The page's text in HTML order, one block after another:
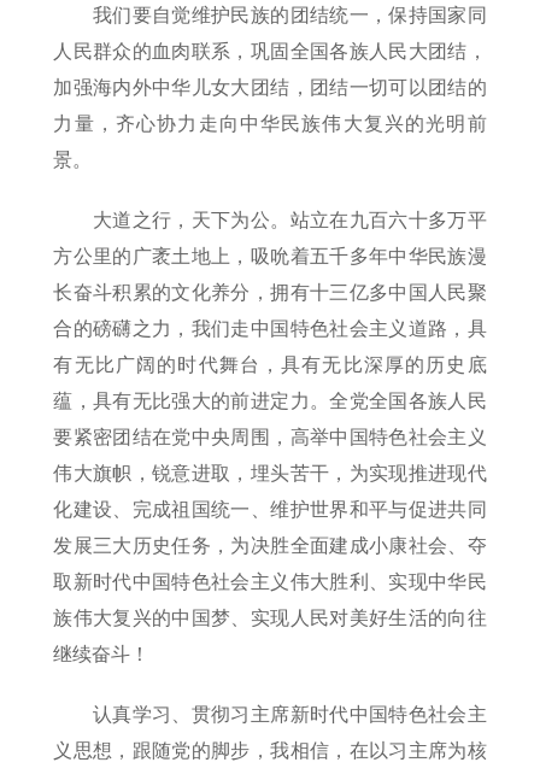
我们要自觉维护民族的团结统一，保持国家同
人民群众的血肉联系，巩固全国各族人民大团结，
加强海内外中华儿女大团结，团结一切可以团结的
力量，齐心协力走向中华民族伟大复兴的光明前
景。
大道之行，天下为公。站立在九百六十多万平
方公里的广袤土地上，吸吮着五千多年中华民族漫
长奋斗积累的文化养分，拥有十三亿多中国人民聚
合的磅礴之力，我们走中国特色社会主义道路，具
有无比广阔的时代舞台，具有无比深厚的历史底
蕴，具有无比强大的前进定力。全党全国各族人民
要紧密团结在党中央周围，高举中国特色社会主义
伟大旗帜，锐意进取，埋头苦干，为实现推进现代
化建设、完成祖国统一、维护世界和平与促进共同
发展三大历史任务，为决胜全面建成小康社会、夺
取新时代中国特色社会主义伟大胜利、实现中华民
族伟大复兴的中国梦、实现人民对美好生活的向往
继续奋斗！
认真学习、贯彻习主席新时代中国特色社会主
义思想，跟随党的脚步，我相信，在以习主席为核